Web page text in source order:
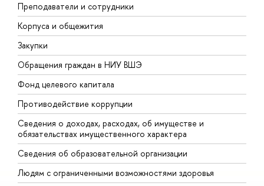
Преподаватели и сотрудники
Корпуса и общежития
Закупки
Обращения граждан в НИУ ВШЭ
Фонд целевого капитала
Противодействие коррупции
Сведения о доходах, расходах, об имуществе и
обязательствах имущественного характера
Сведения об образовательной организации
Людям с ограниченными возможностями здоровья